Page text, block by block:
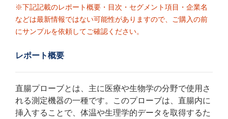
※下記記載のレポート概要・目次・セグメント項目・企業名
などは最新情報ではない可能性がありますので、ご購入の前
にサンプルを依頼してご確認ください。
レポート概要
直腸プローブとは、主に医療や生物学の分野で使用さ
れる測定機器の一種です。このプローブは、直腸内に
挿入することで、体温や生理学的データを取得するた